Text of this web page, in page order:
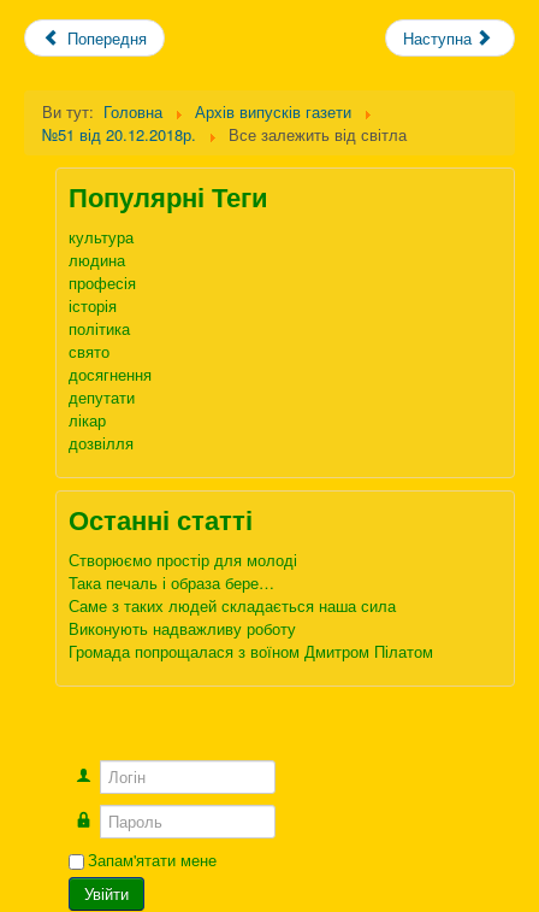
Попередня Наступна
Ви тут: Головна
Архів випусків газети
№51 від 20.12.2018р.
Все залежить від світла
Популярні Теги
культура
людина
професія
історія
політика
свято
досягнення
депутати
лікар
дозвілля
Останні статті
Створюємо простір для молоді
Така печаль і образа бере…
Саме з таких людей складається наша сила
Виконують надважливу роботу
Громада попрощалася з воїном Дмитром Пілатом
Логін
Пароль
Запам'ятати мене
Увійти